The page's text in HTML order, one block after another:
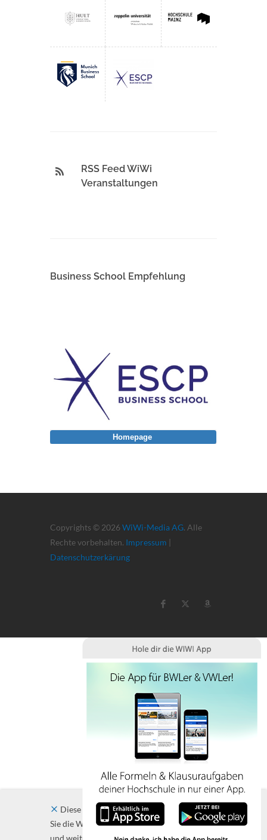
RSS Feed WiWi
Veranstaltungen
Business School Empfehlung
Copyrights © 2026 WiWi-Media AG. Alle
Rechte vorbehalten. Impressum |
Datenschutzerkärung
Diese Website verwendet Cookies. Indem
Sie die Website und ihre Angebote nutzen
und weiter navigieren, akzeptieren Sie diese
Homepage